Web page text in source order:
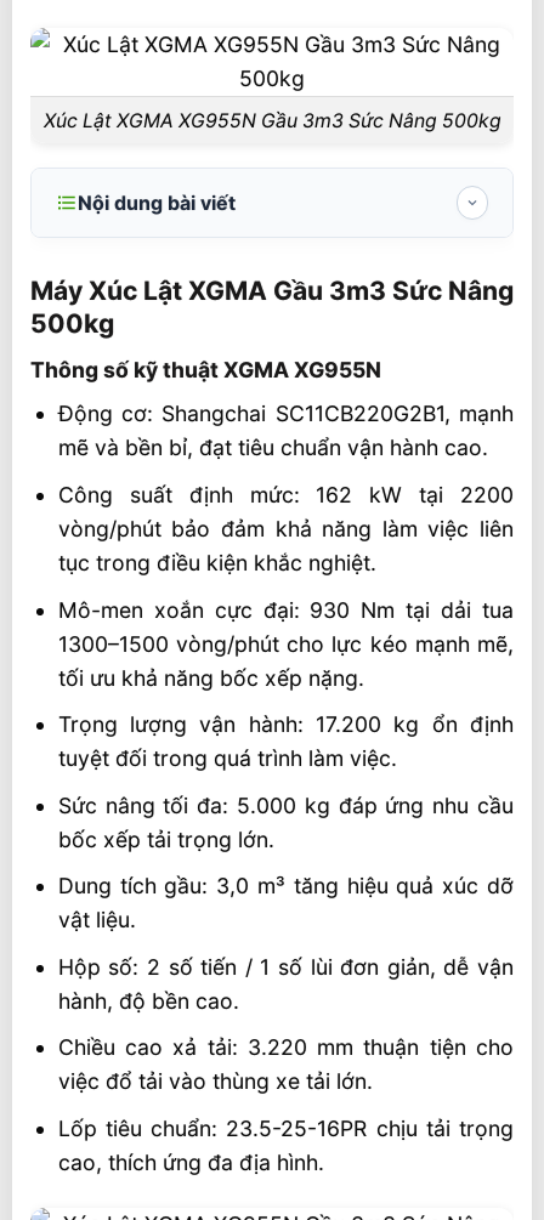
Xúc Lật XGMA XG955N Gầu 3m3 Sức Nâng 500kg
Nội dung bài viết
500kg
Hiệu năng và ứng dụng XGMA XG955N
Phân phối toàn quốc tại Vietstandard
Điều khoản bán hàng
Video Xúc Lật XGMA
Liên hệ mua sản phẩm
Máy Xúc Lật XGMA Gầu 3m3 Sức Nâng
500kg
Thông số kỹ thuật XGMA XG955N
Động cơ: Shangchai SC11CB220G2B1, mạnh
mẽ và bền bỉ, đạt tiêu chuẩn vận hành cao.
Công suất định mức: 162 kW tại 2200
vòng/phút bảo đảm khả năng làm việc liên
tục trong điều kiện khắc nghiệt.
Mô-men xoắn cực đại: 930 Nm tại dải tua
1300–1500 vòng/phút cho lực kéo mạnh mẽ,
tối ưu khả năng bốc xếp nặng.
Trọng lượng vận hành: 17.200 kg ổn định
tuyệt đối trong quá trình làm việc.
Sức nâng tối đa: 5.000 kg đáp ứng nhu cầu
bốc xếp tải trọng lớn.
Dung tích gầu: 3,0 m³ tăng hiệu quả xúc dỡ
vật liệu.
Hộp số: 2 số tiến / 1 số lùi đơn giản, dễ vận
hành, độ bền cao.
Chiều cao xả tải: 3.220 mm thuận tiện cho
việc đổ tải vào thùng xe tải lớn.
Lốp tiêu chuẩn: 23.5-25-16PR chịu tải trọng
cao, thích ứng đa địa hình.